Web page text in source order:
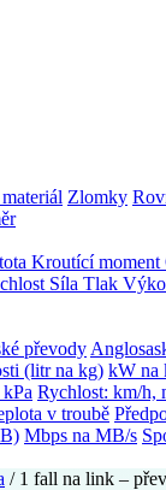
Zlomky
Kroutící moment
Síla Tlak
převody
(litr na kg) kW na
Rychlost: km/h,
v troubě
Mbps na MB/s
/ 1 fall na link –